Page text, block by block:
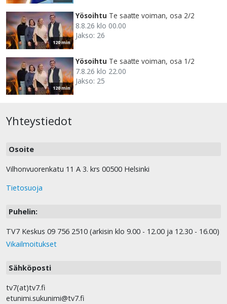
120 min
Yösoihtu Te saatte voiman, osa 2/2
8.8.26 klo 00.00
Jakso: 26
120 min
Yösoihtu Te saatte voiman, osa 1/2
7.8.26 klo 22.00
Jakso: 25
Yhteystiedot
Osoite
Vilhonvuorenkatu 11 A 3. krs 00500 Helsinki
Tietosuoja
Puhelin:
TV7 Keskus 09 756 2510 (arkisin klo 9.00 - 12.00 ja 12.30 - 16.00)
Vikailmoitukset
Sähköposti
tv7(at)tv7.fi
etunimi.sukunimi@tv7.fi